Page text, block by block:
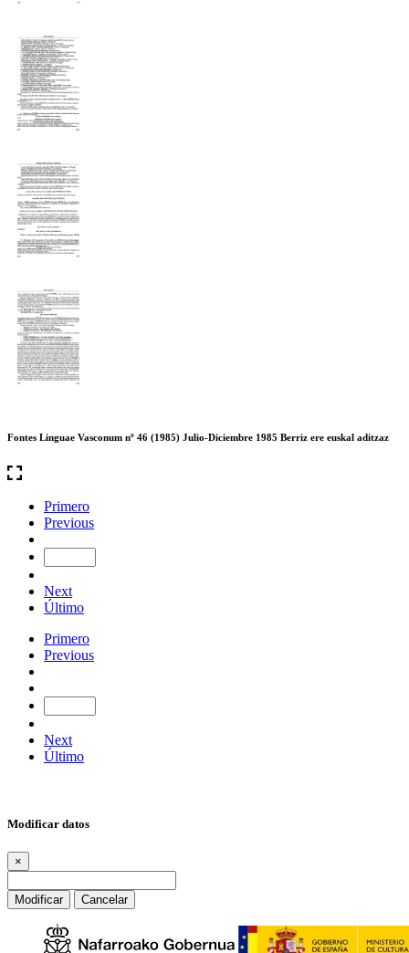
Fontes Linguae Vasconum nº 46 (1985) Julio-Diciembre 1985 Berriz ere euskal aditzaz
Primero
Previous
Next
Último
Primero
Previous
Next
Último
Modificar datos
×
Modificar Cancelar